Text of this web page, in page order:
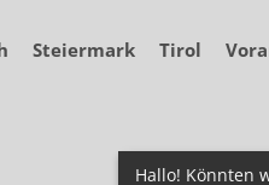
Steiermark Tirol
Hallo! Könnten